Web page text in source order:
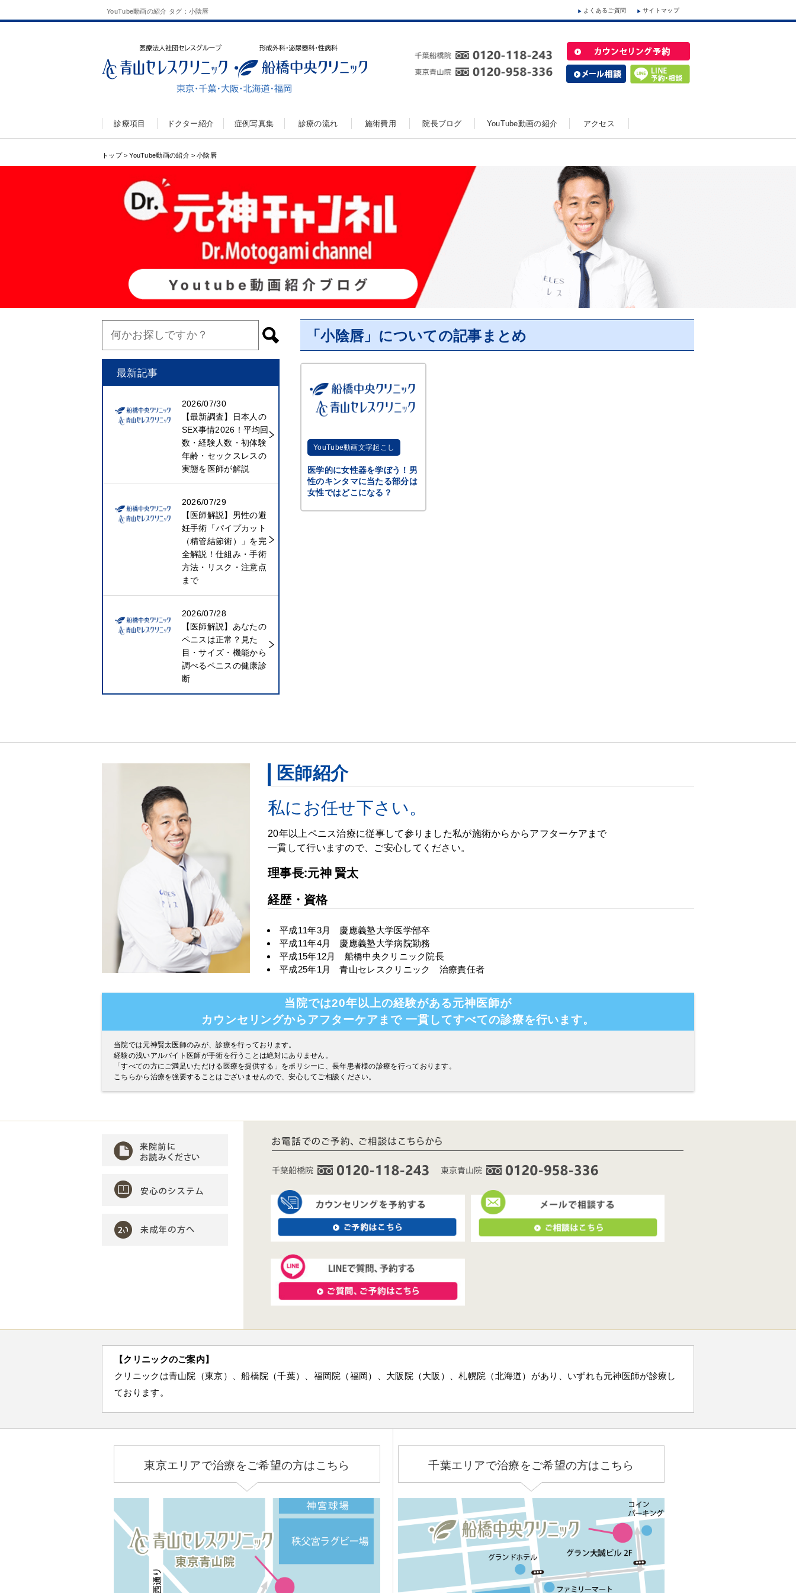
YouTube動画の紹介 タグ：小陰唇 よくあるご質問 サイトマップ
診療項目 ドクター紹介 症例写真集 診療の流れ 施術費用 院長ブログ YouTube動画の紹介 アクセス
トップ > YouTube動画の紹介 > 小陰唇
「小陰唇」についての記事まとめ
YouTube動画文字起こし
医学的に女性器を学ぼう！男
性のキンタマに当たる部分は
女性ではどこになる？
最新記事
2026/07/30
【最新調査】日本人の
SEX事情2026！平均回
数・経験人数・初体験
年齢・セックスレスの
実態を医師が解説
2026/07/29
【医師解説】男性の避
妊手術「パイプカット
（精管結節術）」を完
全解説！仕組み・手術
方法・リスク・注意点
まで
2026/07/28
【医師解説】あなたの
ペニスは正常？見た
目・サイズ・機能から
調べるペニスの健康診
断
医師紹介
私にお任せ下さい。
20年以上ペニス治療に従事して参りました私が施術からからアフターケアまで
一貫して行いますので、ご安心してください。
理事長:元神 賢太
経歴・資格
平成11年3月 慶應義塾大学医学部卒
平成11年4月 慶應義塾大学病院勤務
平成15年12月 船橋中央クリニック院長
平成25年1月 青山セレスクリニック 治療責任者
当院では20年以上の経験がある元神医師が
カウンセリングからアフターケアまで 一貫してすべての診療を行います。
当院では元神賢太医師のみが、診療を行っております。
経験の浅いアルバイト医師が手術を行うことは絶対にありません。
「すべての方にご満足いただける医療を提供する」をポリシーに、長年患者様の診療を行っております。
こちらから治療を強要することはございませんので、安心してご相談ください。
【クリニックのご案内】
クリニックは青山院（東京）、船橋院（千葉）、福岡院（福岡）、大阪院（大阪）、札幌院（北海道）があり、いずれも元神医師が診療し
ております。
東京エリアで治療をご希望の方はこちら 千葉エリアで治療をご希望の方はこちら